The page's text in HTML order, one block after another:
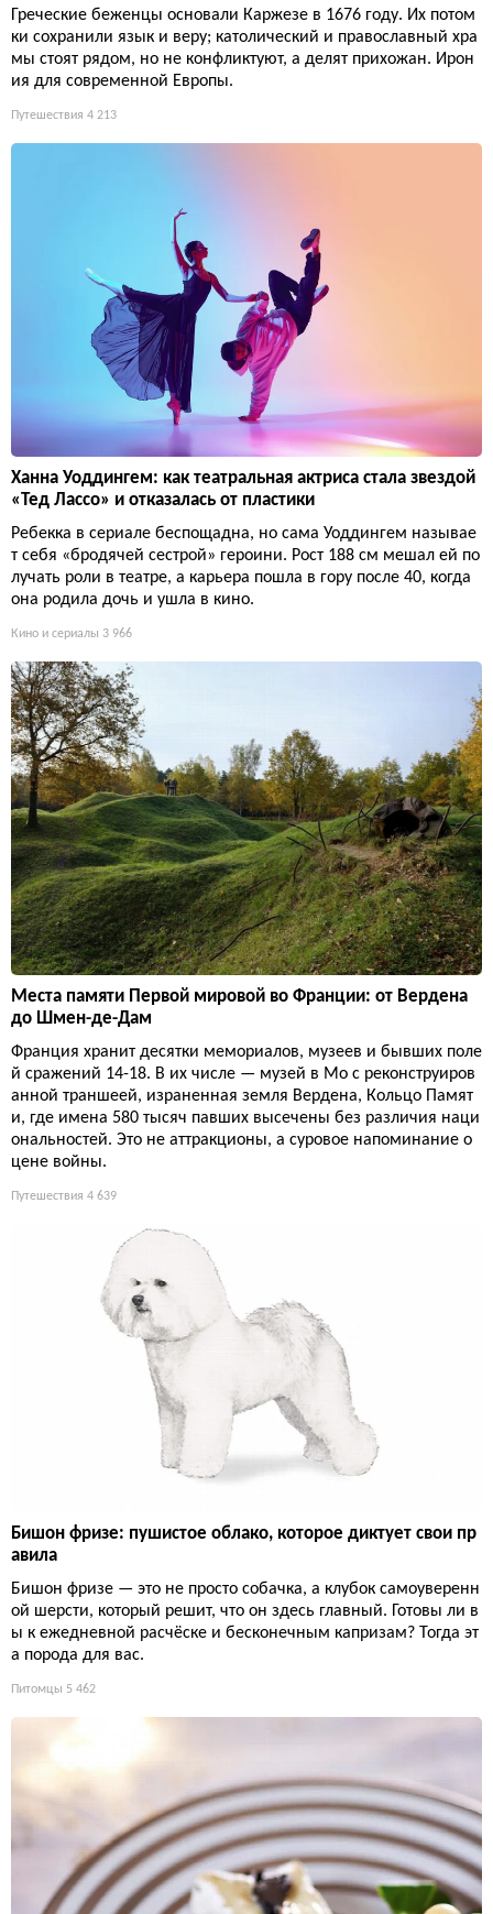
Греческие беженцы основали Каржезе в 1676 году. Их потом
ки сохранили язык и веру; католический и православный хра
мы стоят рядом, но не конфликтуют, а делят прихожан. Ирон
ия для современной Европы.
Путешествия 4 213
Ханна Уоддингем: как театральная актриса стала звездой
«Тед Лассо» и отказалась от пластики
Ребекка в сериале беспощадна, но сама Уоддингем называе
т себя «бродячей сестрой» героини. Рост 188 см мешал ей по
лучать роли в театре, а карьера пошла в гору после 40, когда
она родила дочь и ушла в кино.
Кино и сериалы 3 966
Места памяти Первой мировой во Франции: от Вердена
до Шмен-де-Дам
Франция хранит десятки мемориалов, музеев и бывших поле
й сражений 14-18. В их числе — музей в Мо с реконструиров
анной траншеей, израненная земля Вердена, Кольцо Памят
и, где имена 580 тысяч павших высечены без различия наци
ональностей. Это не аттракционы, а суровое напоминание о
цене войны.
Путешествия 4 639
Бишон фризе: пушистое облако, которое диктует свои пр
авила
Бишон фризе — это не просто собачка, а клубок самоуверенн
ой шерсти, который решит, что он здесь главный. Готовы ли в
ы к ежедневной расчёске и бесконечным капризам? Тогда эт
а порода для вас.
Питомцы 5 462